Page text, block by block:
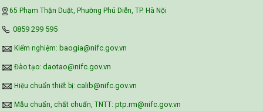
Vietnam Center for Food Safety Risk
65 Phạm Thận Duật, Phường Phú Diễn, TP. Hà Nội
‪0859 299 595‬
Kiểm nghiệm: baogia@nifc.gov.vn
Đào tạo: daotao@nifc.gov.vn
Hiệu chuẩn thiết bị: calib@nifc.gov.vn
Mẫu chuẩn, chất chuẩn, TNTT: ptp.rm@nifc.gov.vn